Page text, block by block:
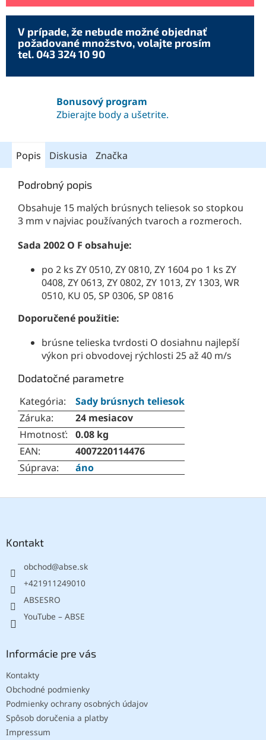
V prípade, že nebude možné objednať
požadované množstvo, volajte prosím
tel. 043 324 10 90
Bonusový program
Zbierajte body a ušetrite.
Popis Diskusia Značka
Podrobný popis
Obsahuje 15 malých brúsnych teliesok so stopkou
3 mm v najviac používaných tvaroch a rozmeroch.
Sada 2002 O F obsahuje:
po 2 ks ZY 0510, ZY 0810, ZY 1604 po 1 ks ZY
0408, ZY 0613, ZY 0802, ZY 1013, ZY 1303, WR
0510, KU 05, SP 0306, SP 0816
Doporučené použitie:
brúsne telieska tvrdosti O dosiahnu najlepší
výkon pri obvodovej rýchlosti 25 až 40 m/s
Dodatočné parametre
Kategória:
Sady brúsnych teliesok
Záruka:
24 mesiacov
Hmotnosť:
0.08 kg
EAN:
4007220114476
Súprava: áno
Kontakt
obchod@abse.sk
+421911249010
ABSESRO
YouTube – ABSE
Informácie pre vás
Kontakty
Obchodné podmienky
Podmienky ochrany osobných údajov
Spôsob doručenia a platby
Impressum